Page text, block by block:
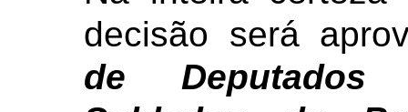
decisão será
de Deputados